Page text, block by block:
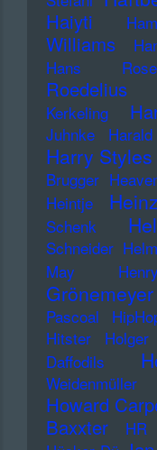
Haiyti
Williams
Hans
Roedelius
Kerkeling
Juhnke
Harry Styles
Brugger
Heintje
Schenk
Schneider
May
Grönemeyer
Pascoal
Hitster
Holger
Daffodils
Weidenmüller
Howard
Baxxter
HR